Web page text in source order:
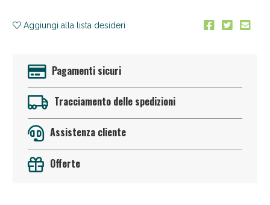
Aggiungi alla lista desideri
Pagamenti sicuri
Tracciamento delle spedizioni
Assistenza cliente
Offerte
Anticellulite e Fanghi: Sconto fino al 40% valido
oggi!